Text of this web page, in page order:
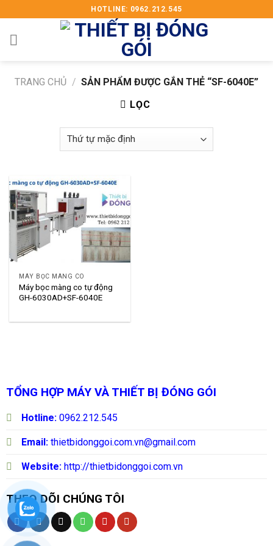
to
content
HOTLINE: 0962.212.545
TRANG CHỦ / SẢN PHẨM ĐƯỢC GẮN THẺ “SF-6040E”
LỌC
MÁY BỌC MÀNG CO
Máy bọc màng co tự động
GH-6030AD+SF-6040E
TỔNG HỢP MÁY VÀ THIẾT BỊ ĐÓNG GÓI
Hotline: 0962.212.545
Email: thietbidonggoi.com.vn@gmail.com
Website: http://thietbidonggoi.com.vn
THEO DÕI CHÚNG TÔI